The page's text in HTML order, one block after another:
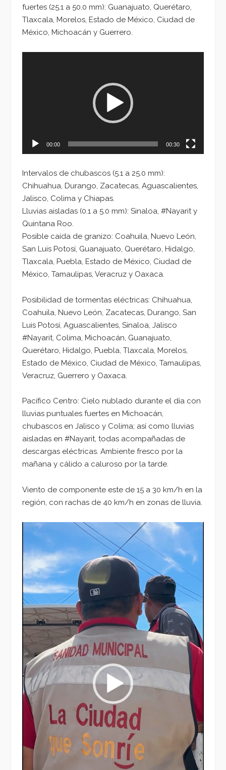
fuertes (25.1 a 50.0 mm): Guanajuato, Querétaro,
Tlaxcala, Morelos, Estado de México, Ciudad de
México, Michoacán y Guerrero.
00:00 00:30
Intervalos de chubascos (5.1 a 25.0 mm):
Chihuahua, Durango, Zacatecas, Aguascalientes,
Jalisco, Colima y Chiapas.
Lluvias aisladas (0.1 a 5.0 mm): Sinaloa, #Nayarit y
Quintana Roo.
Posible caída de granizo: Coahuila, Nuevo León,
San Luis Potosí, Guanajuato, Querétaro, Hidalgo,
Tlaxcala, Puebla, Estado de México, Ciudad de
México, Tamaulipas, Veracruz y Oaxaca.
Posibilidad de tormentas eléctricas: Chihuahua,
Coahuila, Nuevo León, Zacatecas, Durango, San
Luis Potosí, Aguascalientes, Sinaloa, Jalisco
#Nayarit, Colima, Michoacán, Guanajuato,
Querétaro, Hidalgo, Puebla, Tlaxcala, Morelos,
Estado de México, Ciudad de México, Tamaulipas,
Veracruz, Guerrero y Oaxaca.
Pacífico Centro: Cielo nublado durante el día con
lluvias puntuales fuertes en Michoacán,
chubascos en Jalisco y Colima; así como lluvias
aisladas en #Nayarit, todas acompañadas de
descargas eléctricas. Ambiente fresco por la
mañana y cálido a caluroso por la tarde.
Viento de componente este de 15 a 30 km/h en la
región, con rachas de 40 km/h en zonas de lluvia.
Reproductor
vídeo